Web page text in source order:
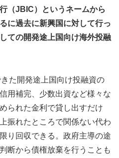
（JBIC）というネームから
に過去に新興国に対して行っ
ての開発途上国向け海外投融
た開発途上国向け投融資の
用補完、少数出資など様々な
られた金利で貸し出すだけ
振れたところで関係ない代わ
り回収できる。政府主導の途
断から債権放棄を行うことも